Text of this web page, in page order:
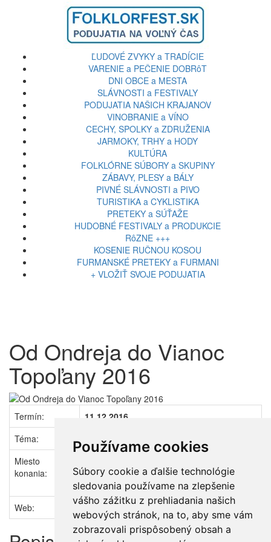
Používame cookies
Súbory cookie a ďalšie technológie
sledovania používame na zlepšenie
vášho zážitku z prehliadania našich
webových stránok, na to, aby sme vám
zobrazovali prispôsobený obsah a
ĽUDOVÉ ZVYKY a TRADÍCIE
VARENIE a PEČENIE DOBRôT
DNI OBCE a MESTA
SLÁVNOSTI a FESTIVALY
PODUJATIA NAŠICH KRAJANOV
VINOBRANIE a VÍNO
CECHY, SPOLKY a ZDRUŽENIA
JARMOKY, TRHY a HODY
KULTÚRA
FOLKLÓRNE SÚBORY a SKUPINY
ZÁBAVY, PLESY a BÁLY
PIVNÉ SLÁVNOSTI a PIVO
TURISTIKA a CYKLISTIKA
PRETEKY a SÚŤAŽE
HUDOBNÉ FESTIVALY a PRODUKCIE
RôZNE +++
KOSENIE RUČNOU KOSOU
FURMANSKÉ PRETEKY a FURMANI
+ VLOŽIŤ SVOJE PODUJATIA
Od Ondreja do Vianoc
Topoľany 2016
Termín:
11.12.2016
Téma:
ĽUDOVÉ ZVYKY a TRADÍCIE
Miesto
konania:
kraj)
Ubytovanie·Počasie·Cestovné poriadky
Web:
www.topolany.sk